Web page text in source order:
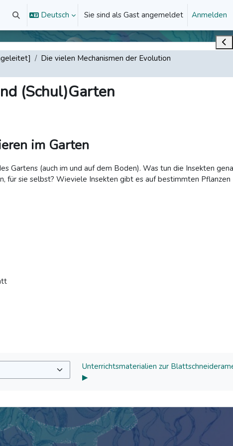
Sucheingabe umschalten
Deutsch Sie sind als Gast angemeldet Anmelden
Die vielen Mechanismen der Evolution
(Schul)Garten
im Garten
Gartens (auch im und auf dem Boden). Was tun die Insekten
für sie selbst? Wieviele Insekten gibt es auf bestimmten Pflanzen
Unterrichtsmaterialien zur
▶︎